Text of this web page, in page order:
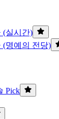
(실시간)
(명예의 전당)
Pick